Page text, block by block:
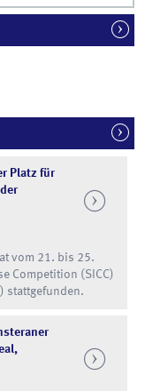
Platz für
vom 21. bis 25.
Competition (SICC)
stattgefunden.